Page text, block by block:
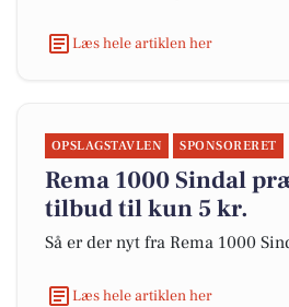
Læs hele artiklen her
OPSLAGSTAVLEN SPONSORERET
Rema 1000 Sindal
tilbud til kun 5 kr.
Så er der nyt fra Rema 1000
Læs hele artiklen her